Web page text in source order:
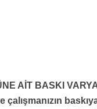
AİT BASKI